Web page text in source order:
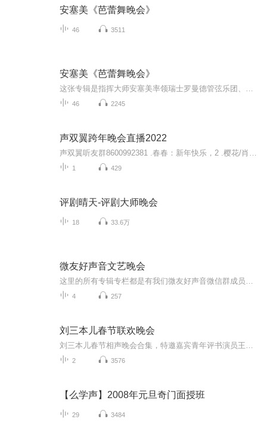
安塞美《芭蕾舞晚会》
46 3511
安塞美《芭蕾舞晚会》
46 2245
声双翼跨年晚会直播2022
1 429
评剧晴天-评剧大师晚会
18 33.6万
微友好声音文艺晚会
4 257
刘三本儿春节联欢晚会
2 3576
【么学声】2008年元旦奇门面授班
29 3484